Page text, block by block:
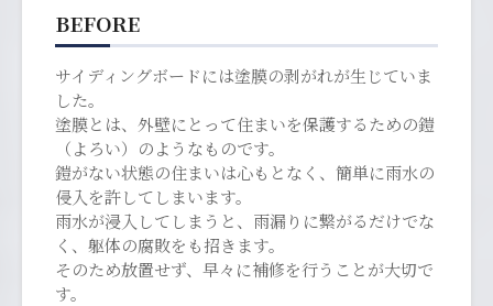
BEFORE
サイディングボードには塗膜の剥がれが生じていま
した。
塗膜とは、外壁にとって住まいを保護するための鎧
（よろい）のようなものです。
鎧がない状態の住まいは心もとなく、簡単に雨水の
侵入を許してしまいます。
雨水が浸入してしまうと、雨漏りに繋がるだけでな
く、躯体の腐敗をも招きます。
そのため放置せず、早々に補修を行うことが大切で
す。